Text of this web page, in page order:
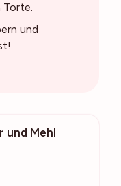
Torte.
und
und Mehl